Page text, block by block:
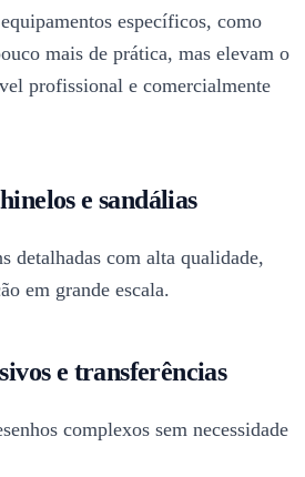
específicos, como
mais de prática, mas elevam o
profissional e comercialmente
e sandálias
detalhadas com alta qualidade,
em grande escala.
e transferências
complexos sem necessidade